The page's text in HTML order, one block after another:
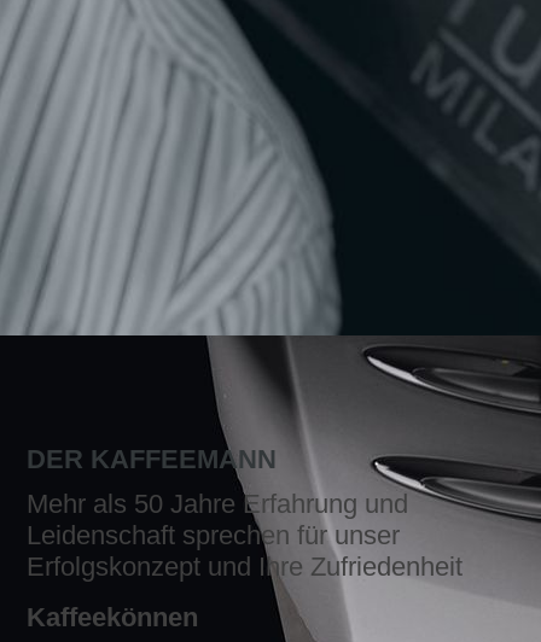
DER KAFFEEMANN
Mehr als 50 Jahre Erfahrung und
Leidenschaft sprechen für unser
Erfolgskonzept und Ihre Zufriedenheit
Kaffeekönnen